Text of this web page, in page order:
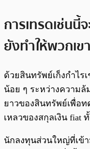
การเทรดเช่นนี้
ยังทำให้พวกเ
ด้วยสินทรัพย์เก็งกำไร
น้อย ๆ ระหว่างความล้
ยาวของสินทรัพย์เพื่อ
เหลวของสกุลเงิน fiat
นักลงทุนส่วนใหญ่ที่เข้